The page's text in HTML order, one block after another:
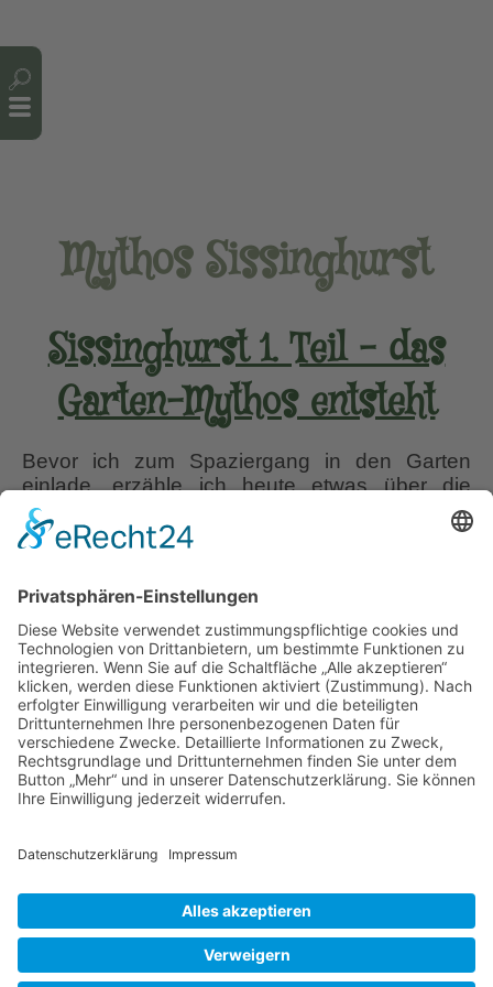
Mythos Sissinghurst
Sissinghurst 1. Teil – das
Garten-Mythos entsteht
Bevor ich zum Spaziergang in den Garten
einlade, erzähle ich heute etwas über die
Entstehung von Sissinghurst und über die
Familie, die dieses Mythos erschaffen hat. Wer
hier erste Gartenbilder und am nächsten
Freitag folgt dann ein prall gefüllter Foto-
Spaziergang mit…Sissinghurst
1.
Teil
–
das
Garten-
Mythos
Liebe Leser! Ihr könnt euch per E-Mail
informieren lassen, wenn neue Artikel auf
Wurzerlsgarten erscheinen.Folgt dafür einfach
diesem Link und gebt dort eure E-Mailadresse